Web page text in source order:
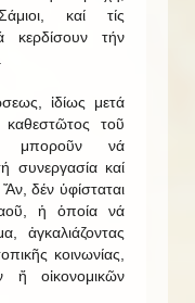
καί τίς
κερδίσουν τήν
ἰδίως μετά
τοῦ
μποροῦν νά
συνεργασία καί
δέν ὑφίσταται
ἡ ὁποία νά
ἀγκαλιάζοντας
κοινωνίας,
ἤ οἰκονομικῶν